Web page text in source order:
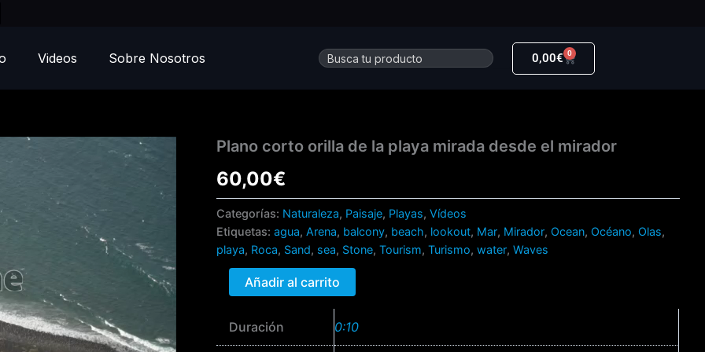
Videos Sobre Nosotros Buscar 0,00€ 0
Carrito
Plano corto orilla de la playa mirada desde el mirador
60,00€
Categorías: Naturaleza, Paisaje, Playas,Vídeos
Etiquetas:agua, Arena, balcony, beach, lookout, Mar, Mirador,Ocean,Océano,Olas,
playa, Roca, Sand, sea, Stone,Tourism,Turismo,water,Waves
Plano
orilla
de
la
playa
mirada
desde
mirador
cantidad
Añadir al carrito
Duración 0:10